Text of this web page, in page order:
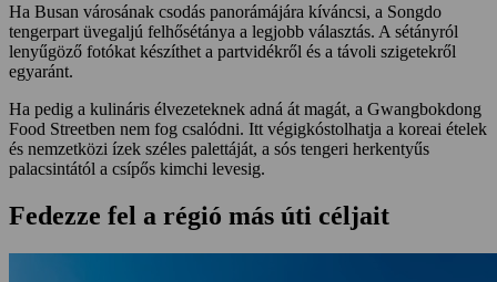
Ha Busan városának csodás panorámájára kíváncsi, a Songdo
tengerpart üvegaljú felhősétánya a legjobb választás. A sétányról
lenyűgöző fotókat készíthet a partvidékről és a távoli szigetekről
egyaránt.
Ha pedig a kulináris élvezeteknek adná át magát, a Gwangbokdong
Food Streetben nem fog csalódni. Itt végigkóstolhatja a koreai ételek
és nemzetközi ízek széles palettáját, a sós tengeri herkentyűs
palacsintától a csípős kimchi levesig.
Fedezze fel a régió más úti céljait